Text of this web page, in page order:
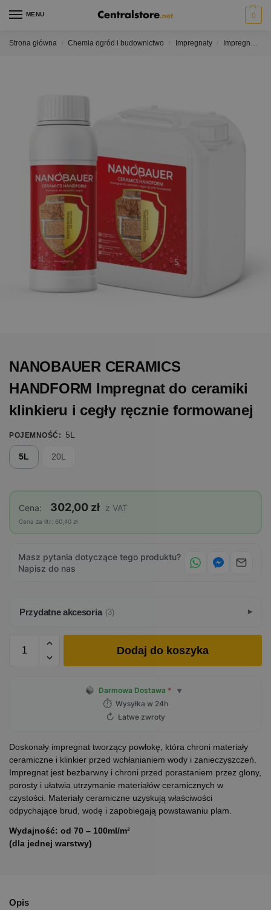
MENU 0
Strona główna Chemia ogród i budownictwo Impregnaty Impregnaty do fasad, elewacji i tynków
NANOBAUER CERAMICS
HANDFORM Impregnat do ceramiki
klinkieru i cegły ręcznie formowanej
POJEMNOŚĆ : 5L
5L 20L
Cena: 302,00 zł z VAT
Cena za litr: 60,40 zł
Masz pytania dotyczące tego produktu?
Napisz do nas
Przydatne akcesoria (3)
Dodaj do koszyka
Darmowa Dostawa * ▼
⏱ Wysyłka w 24h
↻ Łatwe zwroty
Doskonały impregnat tworzący powłokę, która chroni materiały
ceramiczne i klinkier przed wchłanianiem wody i zanieczyszczeń.
Impregnat jest bezbarwny i chroni przed porastaniem przez glony,
porosty i ułatwia utrzymanie materiałów ceramicznych w
czystości. Materiały ceramiczne uzyskują właściwości
odpychające brud, wodę i zapobiegają powstawaniu plam.
Wydajność: od 70 – 100ml/m²
(dla jednej warstwy)
Opis